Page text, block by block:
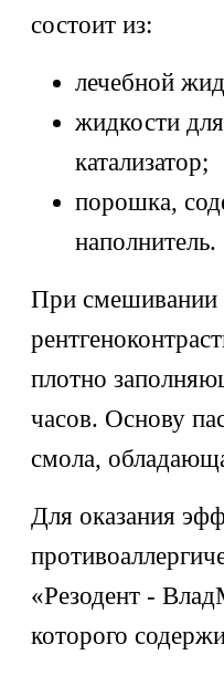
состоит из:
лечебной
жидкости
катализатор;
порошка,
наполнитель.
При смешивании
плотно
часов. Основу
смола,
Для оказания
«Резодент -
которого